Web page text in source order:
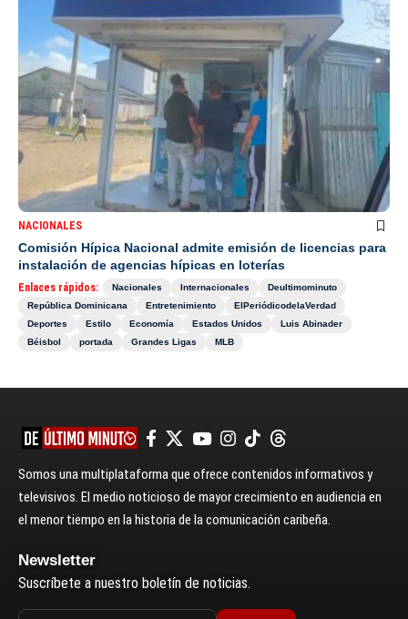
NACIONALES
Comisión Hípica Nacional admite emisión de licencias para
instalación de agencias hípicas en loterías
Enlaces rápidos: Nacionales Internacionales
Deultimominuto
República Dominicana
Entretenimiento
ElPeriódicodelaVerdad
Deportes
Estilo Economía Estados Unidos
Luis Abinader
Béisbol
portada Grandes Ligas MLB
Somos una multiplataforma que ofrece contenidos informativos y
televisivos. El medio noticioso de mayor crecimiento en audiencia en
el menor tiempo en la historia de la comunicación caribeña.
Newsletter
Suscríbete a nuestro boletín de noticias.